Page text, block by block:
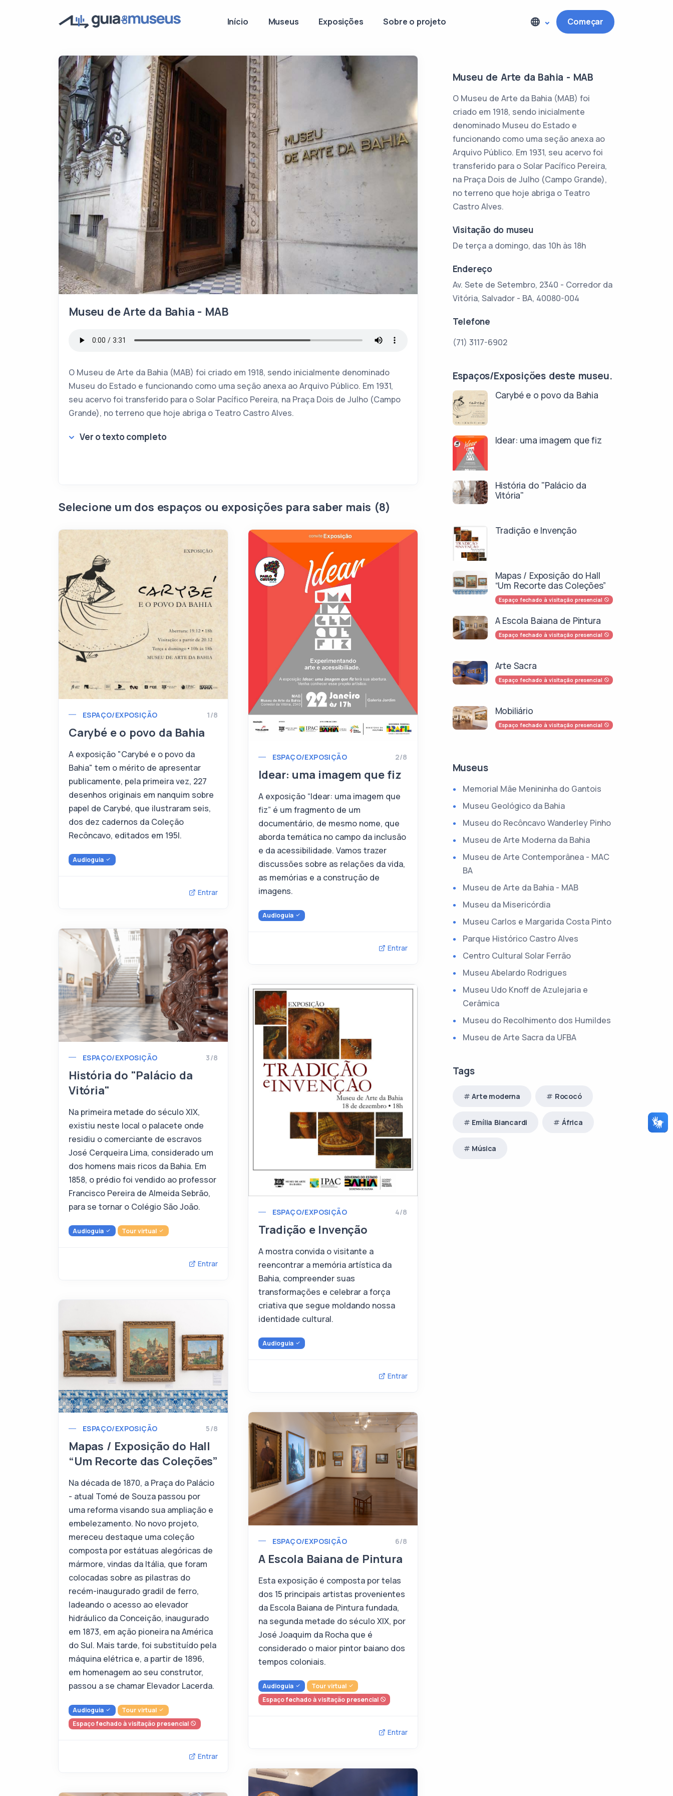
Início Museus Exposições Sobre o projeto Começar
Museu de Arte da Bahia - MAB
O Museu de Arte da Bahia (MAB) foi criado em 1918, sendo inicialmente denominado
Museu do Estado e funcionando como uma seção anexa ao Arquivo Público. Em 1931,
seu acervo foi transferido para o Solar Pacífico Pereira, na Praça Dois de Julho (Campo
Grande), no terreno que hoje abriga o Teatro Castro Alves.
Ver o texto completo
Selecione um dos espaços ou exposições para saber mais (8)
ESPAÇO/EXPOSIÇÃO 1/8
Carybé e o povo da Bahia
A exposição "Carybé e o povo da
Bahia" tem o mérito de apresentar
publicamente, pela primeira vez, 227
desenhos originais em nanquim sobre
papel de Carybé, que ilustraram seis,
dos dez cadernos da Coleção
Recôncavo, editados em 195l.
Audioguia
Entrar
ESPAÇO/EXPOSIÇÃO 2/8
Idear: uma imagem que fiz
A exposição “Idear: uma imagem que
fiz” é um fragmento de um
documentário, de mesmo nome, que
aborda temática no campo da inclusão
e da acessibilidade. Vamos trazer
discussões sobre as relações da vida,
as memórias e a construção de
imagens.
Audioguia
Entrar
ESPAÇO/EXPOSIÇÃO 3/8
História do "Palácio da
Vitória"
Na primeira metade do século XIX,
existiu neste local o palacete onde
residiu o comerciante de escravos
José Cerqueira Lima, considerado um
dos homens mais ricos da Bahia. Em
1858, o prédio foi vendido ao professor
Francisco Pereira de Almeida Sebrão,
para se tornar o Colégio São João.
Audioguia Tour virtual
Entrar
ESPAÇO/EXPOSIÇÃO 4/8
Tradição e Invenção
A mostra convida o visitante a
reencontrar a memória artística da
Bahia, compreender suas
transformações e celebrar a força
criativa que segue moldando nossa
identidade cultural.
Audioguia
Entrar
ESPAÇO/EXPOSIÇÃO 5/8
Mapas / Exposição do Hall
“Um Recorte das Coleções”
Na década de 1870, a Praça do Palácio
- atual Tomé de Souza passou por
uma reforma visando sua ampliação e
embelezamento. No novo projeto,
mereceu destaque uma coleção
composta por estátuas alegóricas de
mármore, vindas da Itália, que foram
colocadas sobre as pilastras do
recém-inaugurado gradil de ferro,
ladeando o acesso ao elevador
hidráulico da Conceição, inaugurado
em 1873, em ação pioneira na América
do Sul. Mais tarde, foi substituído pela
máquina elétrica e, a partir de 1896,
em homenagem ao seu construtor,
passou a se chamar Elevador Lacerda.
Audioguia
Tour virtual
Espaço fechado à visitação presencial
Entrar
ESPAÇO/EXPOSIÇÃO 6/8
A Escola Baiana de Pintura
Esta exposição é composta por telas
dos 15 principais artistas provenientes
da Escola Baiana de Pintura fundada,
na segunda metade do século XIX, por
José Joaquim da Rocha que é
considerado o maior pintor baiano dos
tempos coloniais.
Audioguia
Tour virtual
Espaço fechado à visitação presencial
Entrar
Museu de Arte da Bahia - MAB
O Museu de Arte da Bahia (MAB) foi
criado em 1918, sendo inicialmente
denominado Museu do Estado e
funcionando como uma seção anexa ao
Arquivo Público. Em 1931, seu acervo foi
transferido para o Solar Pacífico Pereira,
na Praça Dois de Julho (Campo Grande),
no terreno que hoje abriga o Teatro
Castro Alves.
Visitação do museu
De terça a domingo, das 10h às 18h
Endereço
Av. Sete de Setembro, 2340 - Corredor da
Vitória, Salvador - BA, 40080-004
Telefone
(71) 3117-6902
Espaços/Exposições deste museu.
Carybé e o povo da Bahia
Idear: uma imagem que fiz
História do "Palácio da
Vitória"
Tradição e Invenção
Mapas / Exposição do Hall
“Um Recorte das Coleções”
Espaço fechado à visitação presencial
A Escola Baiana de Pintura
Espaço fechado à visitação presencial
Arte Sacra
Espaço fechado à visitação presencial
Mobiliário
Espaço fechado à visitação presencial
Museus
Memorial Mãe Menininha do Gantois
Museu Geológico da Bahia
Museu do Recôncavo Wanderley Pinho
Museu de Arte Moderna da Bahia
Museu de Arte Contemporânea - MAC
BA
Museu de Arte da Bahia - MAB
Museu da Misericórdia
Museu Carlos e Margarida Costa Pinto
Parque Histórico Castro Alves
Centro Cultural Solar Ferrão
Museu Abelardo Rodrigues
Museu Udo Knoff de Azulejaria e
Cerâmica
Museu do Recolhimento dos Humildes
Museu de Arte Sacra da UFBA
Tags
Arte moderna Rococó
Emília Biancardi África
Música